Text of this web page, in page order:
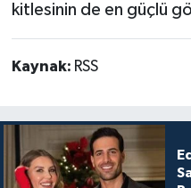
kitlesinin de en güçlü
Kaynak: RSS